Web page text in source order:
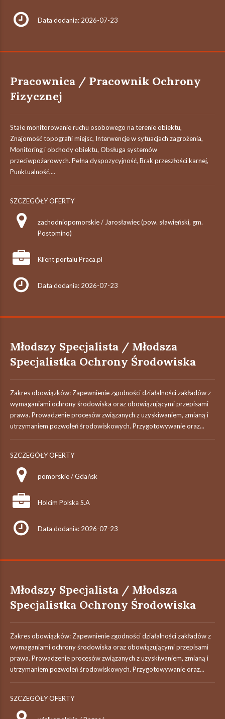
Data dodania: 2026-07-23
Pracownica / Pracownik Ochrony
Fizycznej
Stałe monitorowanie ruchu osobowego na terenie obiektu,
Znajomość topografii miejsc, Interwencje w sytuacjach zagrożenia,
Monitoring i obchody obiektu, Obsługa systemów
przeciwpożarowych. Pełna dyspozycyjność, Brak przeszłości karnej,
Punktualność,...
SZCZEGÓŁY OFERTY
zachodniopomorskie / Jarosławiec (pow. sławieński, gm.
Postomino)
Klient portalu Praca.pl
Data dodania: 2026-07-23
Młodszy Specjalista / Młodsza
Specjalistka Ochrony Środowiska
Zakres obowiązków: Zapewnienie zgodności działalności zakładów z
wymaganiami ochrony środowiska oraz obowiązującymi przepisami
prawa. Prowadzenie procesów związanych z uzyskiwaniem, zmianą i
utrzymaniem pozwoleń środowiskowych. Przygotowywanie oraz...
SZCZEGÓŁY OFERTY
pomorskie / Gdańsk
Holcim Polska S.A
Data dodania: 2026-07-23
Młodszy Specjalista / Młodsza
Specjalistka Ochrony Środowiska
Zakres obowiązków: Zapewnienie zgodności działalności zakładów z
wymaganiami ochrony środowiska oraz obowiązującymi przepisami
prawa. Prowadzenie procesów związanych z uzyskiwaniem, zmianą i
utrzymaniem pozwoleń środowiskowych. Przygotowywanie oraz...
SZCZEGÓŁY OFERTY